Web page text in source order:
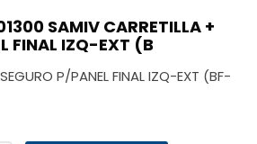
SAMIV CARRETILLA +
FINAL IZQ-EXT (B
P/PANEL FINAL IZQ-EXT (BF-